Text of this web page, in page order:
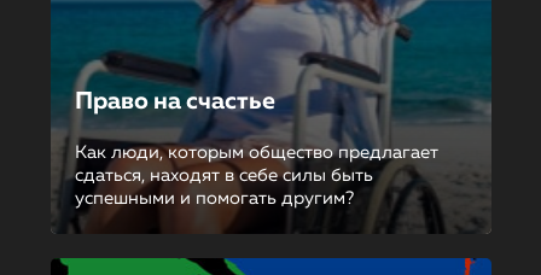
Право на счастье
Как люди, которым общество предлагает
сдаться, находят в себе силы быть
успешными и помогать другим?